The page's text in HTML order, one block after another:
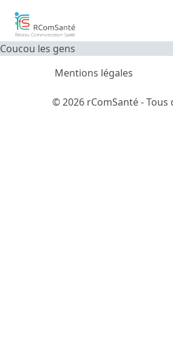
Coucou les gens
Mentions légales
© 2026 rComSanté -